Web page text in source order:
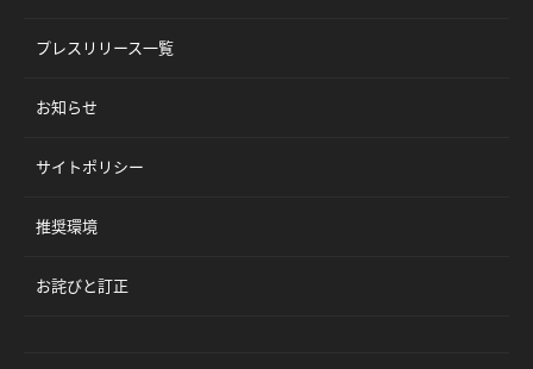
プレスリリース一覧
お知らせ
サイトポリシー
推奨環境
お詫びと訂正